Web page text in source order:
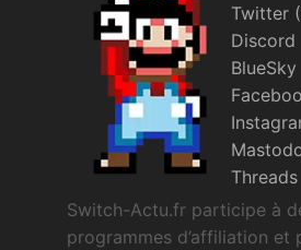
Twitter
Discord
BlueSky
Threads
Switch-Actu.fr participe à
programmes d’affiliation et